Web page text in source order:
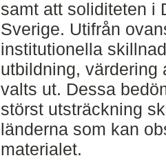
samt att soliditeten i
Sverige. Utifrån
institutionella
utbildning, värdering
valts ut. Dessa
störst utsträckning
länderna som kan
materialet.